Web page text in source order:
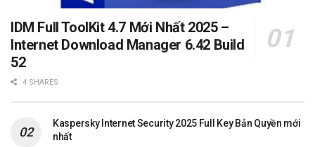
IDM Full ToolKit 4.7 Mới Nhất 2025 –
Internet Download Manager 6.42 Build
52
4 SHARES
Kaspersky Internet Security 2025 Full Key Bản Quyền mới
nhất